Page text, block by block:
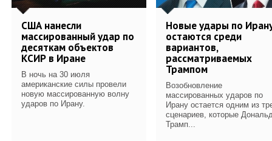
США нанесли
массированный удар по
десяткам объектов
КСИР в Иране
В ночь на 30 июля
американские силы провели
новую массированную волну
ударов по Ирану.
Новые удары по
остаются среди
вариантов,
рассматриваемых
Трампом
Возобновление
массированных ударов по
Ирану остается одним из
сценариев, которые
Трамп...